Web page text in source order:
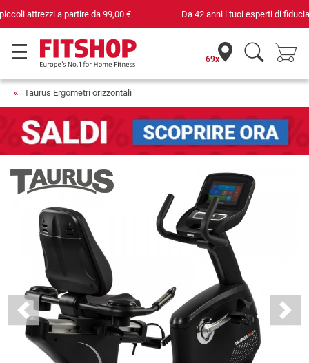
Da 42 anni i tuoi esperti di fiducia per il fitness domestico
69x
Taurus Ergometri orizzontali
Previous Next